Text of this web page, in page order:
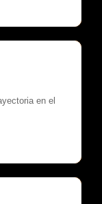
en el